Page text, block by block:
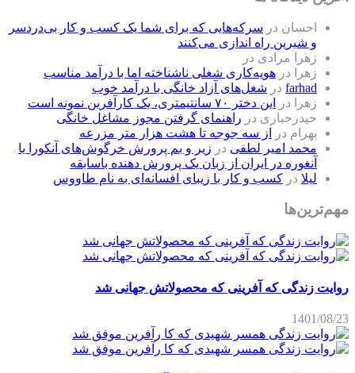
احسان در سرکه‌هایی که برای شما یک کسب و کار بی‌دردسر
و شیرین راه اندازی می‌کنند
زهرا مرادی در
زهرا
در هویه‌کاری شغلی ناشناخته اما با درآمد مناسب
farhad در شغل‌های آزاد خانگی با درآمد خوب
زهرا
در
این دختر ۷۰ سانتیمتری، یک کارآفرین نمونه است
حیدرجباری در راهنمای گرفتن مجوز مشاغل خانگی
بهرام در
از سه جوجه تا هشت هزار متر مزرعه
محمد امیر لطفی در زیر و بم پرورش خرگوش‌های آنکورا یا
آنغوره در ایران از زبان یک پرورش دهنده باسابقه
لیلا در کسب و کار با زیبای افسانه‌ای به نام طاووس
مهم‌ترین‌ها
روایت زندگی که آفرینی که محصولاتش جهانی شد
1401/08/23